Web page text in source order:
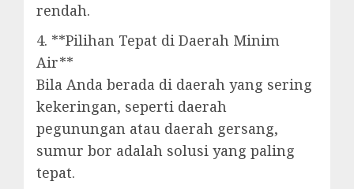
rendah.
4. **Pilihan Tepat di Daerah Minim
Air**
Bila Anda berada di daerah yang sering
kekeringan, seperti daerah
pegunungan atau daerah gersang,
sumur bor adalah solusi yang paling
tepat.